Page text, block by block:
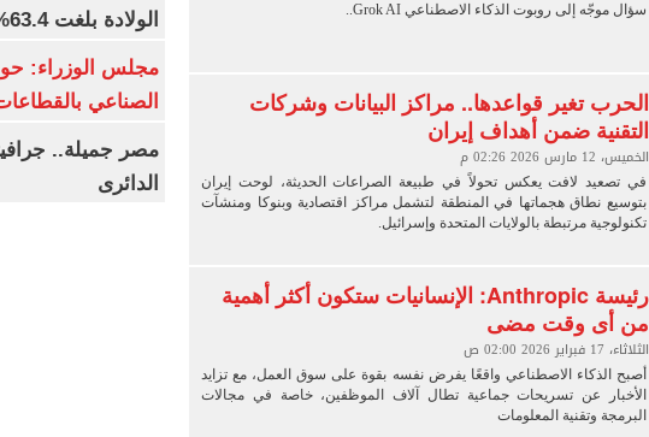
سؤال موجّه إلى روبوت الذكاء الاصطناعي Grok AI..
الحرب تغير قواعدها.. مراكز البيانات وشركات
التقنية ضمن أهداف إيران
الخميس، 12 مارس 2026 02:26 م
في تصعيد لافت يعكس تحولاً في طبيعة الصراعات الحديثة، لوحت إيران
بتوسيع نطاق هجماتها في المنطقة لتشمل مراكز اقتصادية وبنوكا ومنشآت
تكنولوجية مرتبطة بالولايات المتحدة وإسرائيل.
رئيسة Anthropic: الإنسانيات ستكون أكثر أهمية
من أى وقت مضى
الثلاثاء، 17 فبراير 2026 02:00 ص
أصبح الذكاء الاصطناعي واقعًا يفرض نفسه بقوة على سوق العمل، مع تزايد
الأخبار عن تسريحات جماعية تطال آلاف الموظفين، خاصة في مجالات
البرمجة وتقنية المعلومات
الولادة بلغت 63.4% خلال 2026
مجلس الوزراء:
الصناعي
مصر جميلة..
الدائرى